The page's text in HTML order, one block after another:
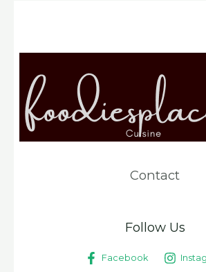
Contact
Follow Us
Facebook